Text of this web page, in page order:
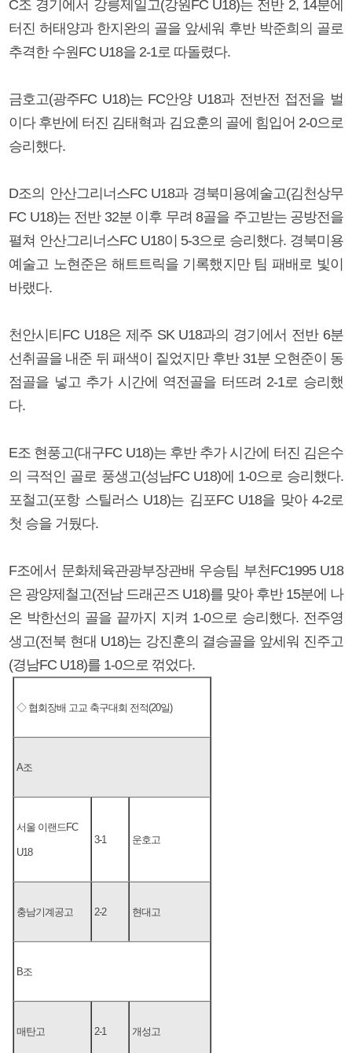
C조 경기에서 강릉제일고(강원FC U18)는 전반 2, 14분에
터진 허태양과 한지완의 골을 앞세워 후반 박준희의 골로
추격한 수원FC U18을 2-1로 따돌렸다.
금호고(광주FC U18)는 FC안양 U18과 전반전 접전을 벌
이다 후반에 터진 김태혁과 김요훈의 골에 힘입어 2-0으로
승리했다.
D조의 안산그리너스FC U18과 경북미용예술고(김천상무
FC U18)는 전반 32분 이후 무려 8골을 주고받는 공방전을
펼쳐 안산그리너스FC U18이 5-3으로 승리했다. 경북미용
예술고 노현준은 해트트릭을 기록했지만 팀 패배로 빛이
바랬다.
천안시티FC U18은 제주 SK U18과의 경기에서 전반 6분
선취골을 내준 뒤 패색이 짙었지만 후반 31분 오현준이 동
점골을 넣고 추가 시간에 역전골을 터뜨려 2-1로 승리했
다.
E조 현풍고(대구FC U18)는 후반 추가 시간에 터진 김은수
의 극적인 골로 풍생고(성남FC U18)에 1-0으로 승리했다.
포철고(포항 스틸러스 U18)는 김포FC U18을 맞아 4-2로
첫 승을 거뒀다.
F조에서 문화체육관광부장관배 우승팀 부천FC1995 U18
은 광양제철고(전남 드래곤즈 U18)를 맞아 후반 15분에 나
온 박한선의 골을 끝까지 지켜 1-0으로 승리했다. 전주영
생고(전북 현대 U18)는 강진훈의 결승골을 앞세워 진주고
(경남FC U18)를 1-0으로 꺾었다.
◇ 협회장배 고교 축구대회 전적(20일)
A조
서울 이랜드FC
U18
3-1 운호고
충남기계공고 2-2 현대고
B조
매탄고 2-1 개성고